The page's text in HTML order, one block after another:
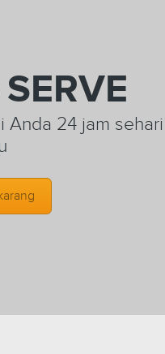
Anda 24 jam